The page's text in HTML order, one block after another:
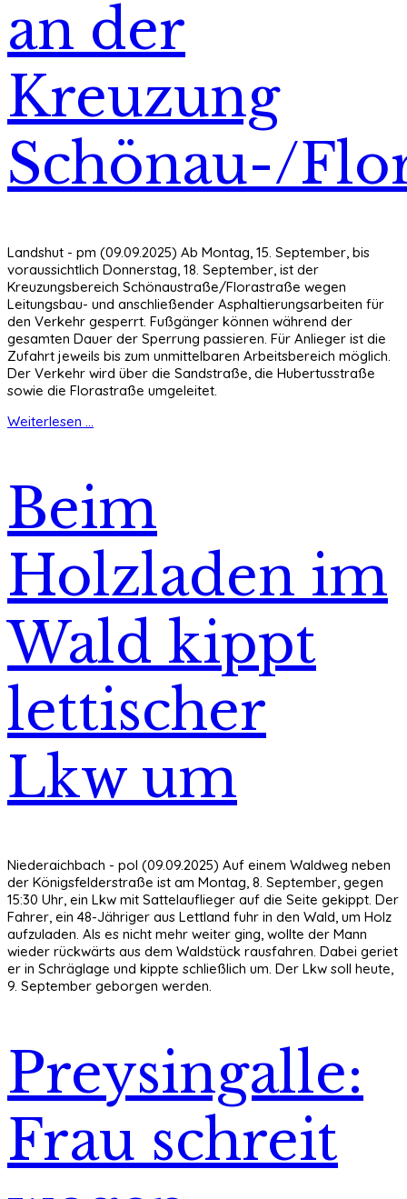
an der
Kreuzung
Schönau-/
Landshut - pm (09.09.2025) Ab Montag, 15. September, bis
voraussichtlich Donnerstag, 18. September, ist der
Kreuzungsbereich Schönaustraße/Florastraße wegen
Leitungsbau- und anschließender Asphaltierungsarbeiten für
den Verkehr gesperrt. Fußgänger können während der
gesamten Dauer der Sperrung passieren. Für Anlieger ist die
Zufahrt jeweils bis zum unmittelbaren Arbeitsbereich möglich.
Der Verkehr wird über die Sandstraße, die Hubertusstraße
sowie die Florastraße umgeleitet.
Weiterlesen ...
Beim
Holzladen im
Wald kippt
lettischer
Lkw um
Niederaichbach - pol (09.09.2025) Auf einem Waldweg neben
der Königsfelderstraße ist am Montag, 8. September, gegen
15:30 Uhr, ein Lkw mit Sattelauflieger auf die Seite gekippt. Der
Fahrer, ein 48-Jähriger aus Lettland fuhr in den Wald, um Holz
aufzuladen. Als es nicht mehr weiter ging, wollte der Mann
wieder rückwärts aus dem Waldstück rausfahren. Dabei geriet
er in Schräglage und kippte schließlich um. Der Lkw soll heute,
9. September geborgen werden.
Preysingalle:
Frau schreit